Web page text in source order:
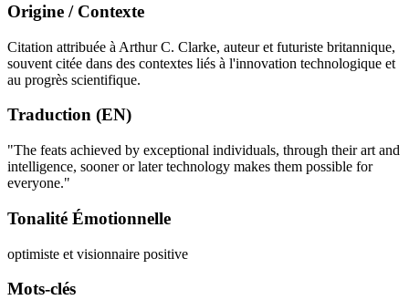
Origine / Contexte
Citation attribuée à Arthur C. Clarke, auteur et futuriste britannique,
souvent citée dans des contextes liés à l'innovation technologique et
au progrès scientifique.
Traduction (EN)
"The feats achieved by exceptional individuals, through their art and
intelligence, sooner or later technology makes them possible for
everyone."
Tonalité Émotionnelle
optimiste et visionnaire positive
Mots-clés